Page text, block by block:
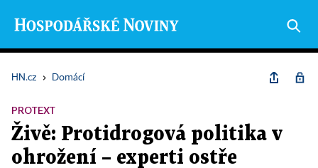
HN.cz › Domácí
PROTEXT
Živě: Protidrogová politika v
ohrožení – experti ostře